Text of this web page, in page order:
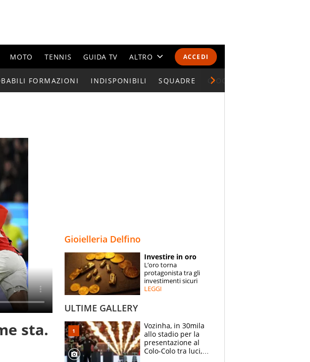
ACCEDI
MOTO TENNIS GUIDA TV ALTRO
CALENDARI E CLASSIFICHE
ESPERTI
CONTATTI
FORMAZIONI INDISPONIBILI SQUADRE GIOCATORI SERIE A
sta.
Gioielleria Delfino
Investire in oro
L’oro torna
protagonista tra gli
investimenti sicuri
LEGGI
ULTIME GALLERY
Vozinha, in 30mila
allo stadio per la
presentazione al
Colo-Colo tra luci,